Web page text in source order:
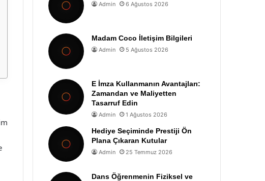
Admin 6 Ağustos 2026
Madam Coco İletişim Bilgileri
Admin 5 Ağustos 2026
E İmza Kullanmanın Avantajları:
Zamandan ve Maliyetten
Tasarruf Edin
Admin 1 Ağustos 2026
Hediye Seçiminde Prestiji Ön
Plana Çıkaran Kutular
Admin 25 Temmuz 2026
Dans Öğrenmenin Fiziksel ve